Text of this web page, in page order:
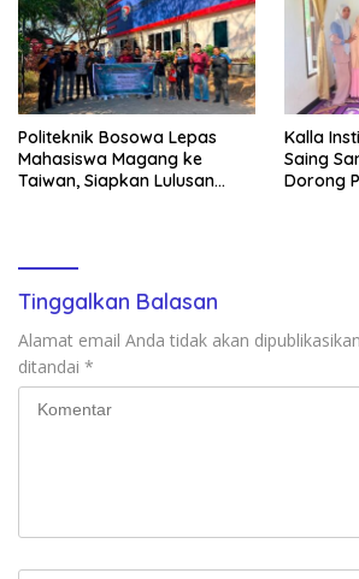
Politeknik Bosowa Lepas
Mahasiswa Magang ke
Taiwan, Siapkan Lulusan
Kalla
Saing
Dorong
Tinggalkan Balasan
Alamat email Anda tidak akan
ditandai *